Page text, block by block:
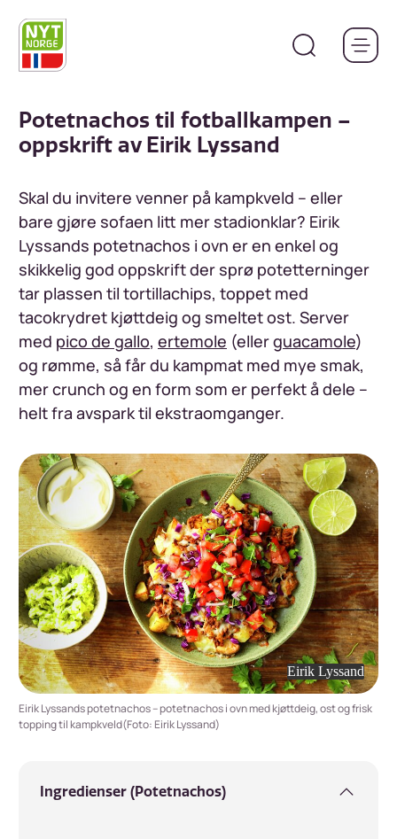
hovedinnhold
Potetnachos til fotballkampen –
oppskrift av Eirik Lyssand
Skal du invitere venner på kampkveld – eller
bare gjøre sofaen litt mer stadionklar? Eirik
Lyssands potetnachos i ovn er en enkel og
skikkelig god oppskrift der sprø potetterninger
tar plassen til tortillachips, toppet med
tacokrydret kjøttdeig og smeltet ost. Server
med pico de gallo, ertemole (ellerguacamole)
og rømme, så får du kampmat med mye smak,
mer crunch og en form som er perfekt å dele –
helt fra avspark til ekstraomganger.
Eirik Lyssand
Eirik Lyssands potetnachos – potetnachos i ovn med kjøttdeig, ost og frisk
topping til kampkveld(Foto: Eirik Lyssand)
Ingredienser (Potetnachos)